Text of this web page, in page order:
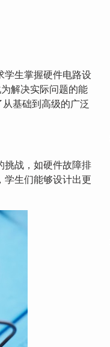
学生掌握硬件电路设
解决实际问题的能
基础到高级的广泛
挑战，如硬件故障排
学生们能够设计出更